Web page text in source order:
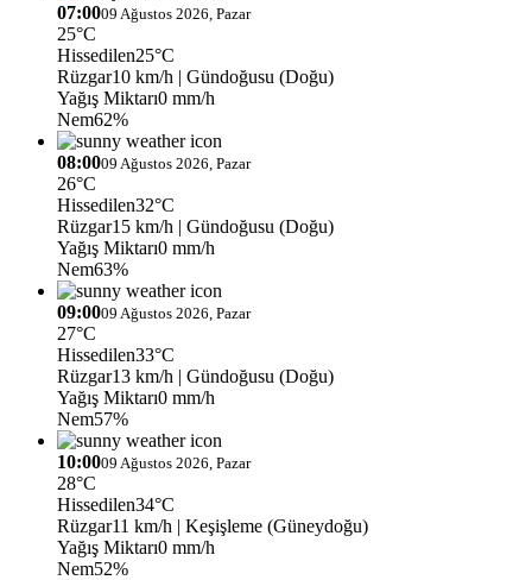
07:0009 Ağustos 2026, Pazar
25°C
Hissedilen25°C
Rüzgar10 km/h | Gündoğusu (Doğu)
Yağış Miktarı0 mm/h
Nem62%
08:0009 Ağustos 2026, Pazar
26°C
Hissedilen32°C
Rüzgar15 km/h | Gündoğusu (Doğu)
Yağış Miktarı0 mm/h
Nem63%
09:0009 Ağustos 2026, Pazar
27°C
Hissedilen33°C
Rüzgar13 km/h | Gündoğusu (Doğu)
Yağış Miktarı0 mm/h
Nem57%
10:0009 Ağustos 2026, Pazar
28°C
Hissedilen34°C
Rüzgar11 km/h | Keşişleme (Güneydoğu)
Yağış Miktarı0 mm/h
Nem52%